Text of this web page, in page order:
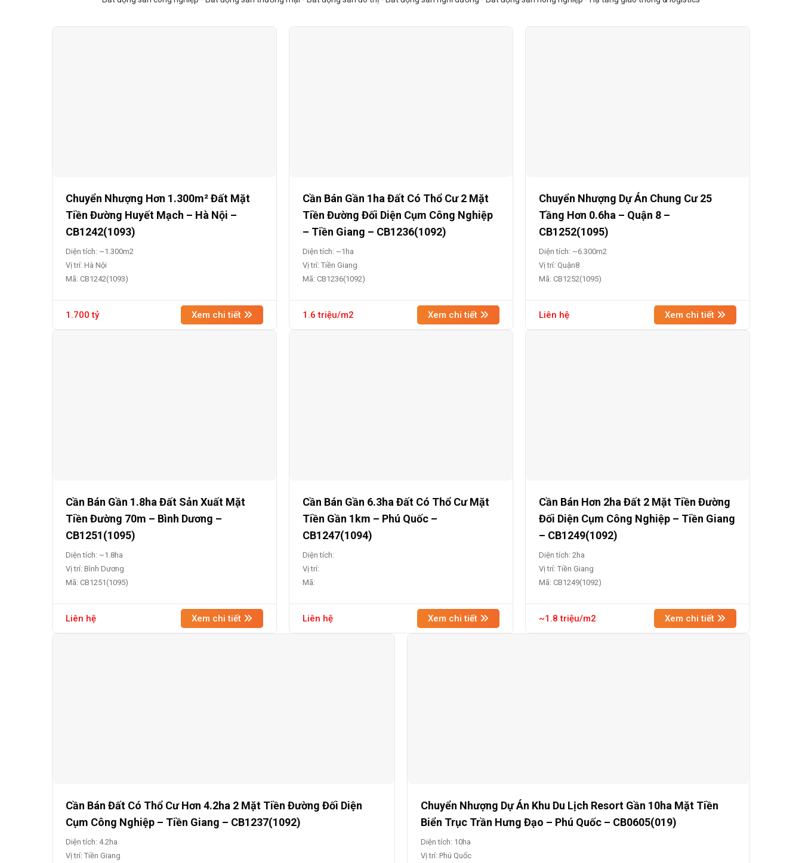
Chuyển Nhượng Hơn 1.300m² Đất Mặt
Tiền Đường Huyết Mạch – Hà Nội –
CB1242(1093)
Diện tích: ~1.300m2
Vị trí: Hà Nội
Mã: CB1242(1093)
1.700 tỷ Xem chi tiết
Cần Bán Gần 1ha Đất Có Thổ Cư 2 Mặt
Tiền Đường Đối Diện Cụm Công Nghiệp
– Tiền Giang – CB1236(1092)
Diện tích: ~1ha
Vị trí: Tiền Giang
Mã: CB1236(1092)
1.6 triệu/m2 Xem chi tiết
Chuyển Nhượng Dự Án Chung Cư 25
Tầng Hơn 0.6ha – Quận 8 –
CB1252(1095)
Diện tích: ~6.300m2
Vị trí: Quận8
Mã: CB1252(1095)
Liên hệ Xem chi tiết
Cần Bán Gần 1.8ha Đất Sản Xuất Mặt
Tiền Đường 70m – Bình Dương –
CB1251(1095)
Diện tích: ~1.8ha
Vị trí: Bình Dương
Mã: CB1251(1095)
Liên hệ Xem chi tiết
Cần Bán Gần 6.3ha Đất Có Thổ Cư Mặt
Tiền Gần 1km – Phú Quốc –
CB1247(1094)
Diện tích:
Vị trí:
Mã:
Liên hệ Xem chi tiết
Cần Bán Hơn 2ha Đất 2 Mặt Tiền Đường
Đối Diện Cụm Công Nghiệp – Tiền Giang
– CB1249(1092)
Diện tích: 2ha
Vị trí: Tiền Giang
Mã: CB1249(1092)
~1.8 triệu/m2 Xem chi tiết
Cần Bán Đất Có Thổ Cư Hơn 4.2ha 2 Mặt Tiền Đường Đối Diện
Cụm Công Nghiệp – Tiền Giang – CB1237(1092)
Diện tích: 4.2ha
Vị trí: Tiền Giang
Chuyển Nhượng Dự Án Khu Du Lịch Resort Gần 10ha Mặt Tiền
Biển Trục Trần Hưng Đạo – Phú Quốc – CB0605(019)
Diện tích: 10ha
Vị trí: Phú Quốc